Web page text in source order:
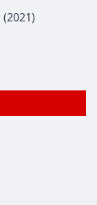
(2021)